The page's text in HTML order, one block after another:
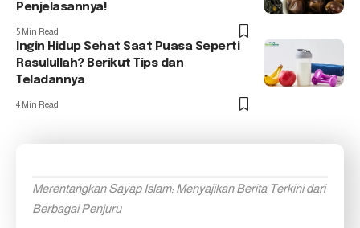
Penjelasannya!
5 Min Read
Ingin Hidup Sehat Saat Puasa Seperti
Rasulullah? Berikut Tips dan
Teladannya
4 Min Read
Merentangkan Sayap Islam: Menyajikan Berita Terkini dari
Berbagai Penjuru